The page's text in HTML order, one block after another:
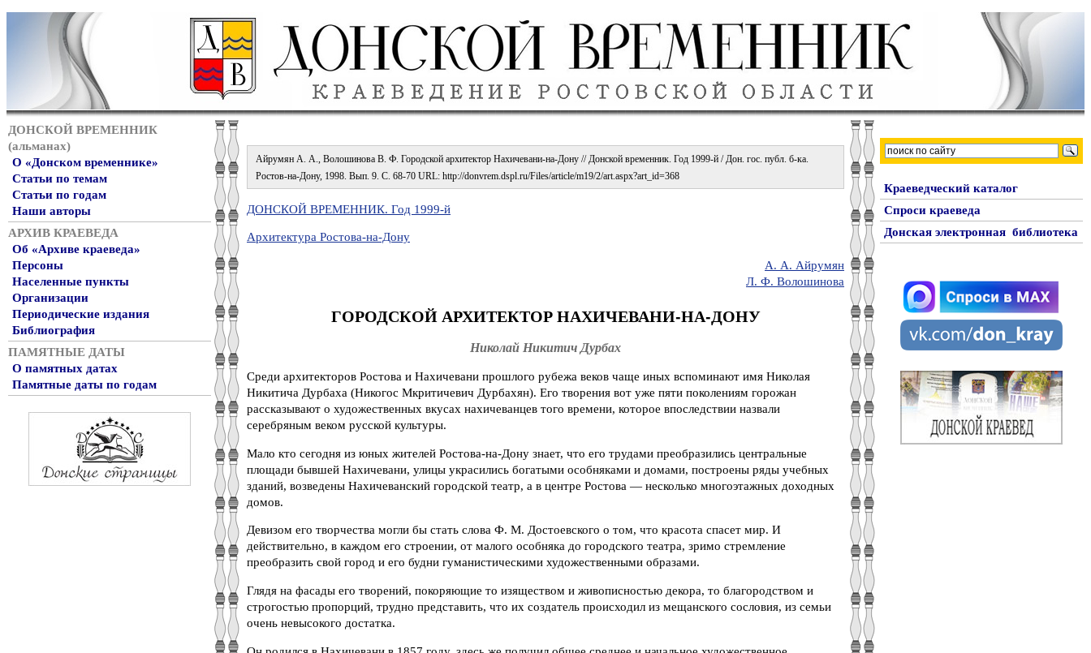
ДОНСКОЙ ВРЕМЕННИК
(альманах)
О «Донском временнике»
Статьи по темам
Статьи по годам
Наши авторы
АРХИВ КРАЕВЕДА
Об «Архиве краеведа»
Персоны
Населенные пункты
Организации
Периодические издания
Библиография
ПАМЯТНЫЕ ДАТЫ
О памятных датах
Памятные даты по годам
Айрумян А. А., Волошинова В. Ф. Городской архитектор Нахичевани-на-Дону // Донской временник. Год 1999-й / Дон. гос. публ. б-ка.
Ростов-на-Дону, 1998. Вып. 9. С. 68-70 URL: http://donvrem.dspl.ru/Files/article/m19/2/art.aspx?art_id=368
ДОНСКОЙ ВРЕМЕННИК. Год 1999-й
Архитектура Ростова-на-Дону
А. А. Айрумян
Л. Ф. Волошинова
ГОРОДСКОЙ АРХИТЕКТОР НАХИЧЕВАНИ-НА-ДОНУ
Николай Никитич Дурбах
Среди архитекторов Ростова и Нахичевани прошлого рубежа веков чаще иных вспоминают имя Николая
Никитича Дурбаха (Никогос Мкритичевич Дурбахян). Его творения вот уже пяти поколениям горожан
рассказывают о художественных вкусах нахичеванцев того времени, которое впоследствии назвали
серебряным веком русской культуры.
Мало кто сегодня из юных жителей Ростова-на-Дону знает, что его трудами преобразились центральные
площади бывшей Нахичевани, улицы украсились богатыми особняками и домами, построены ряды учебных
зданий, возведены Нахичеванский городской театр, а в центре Ростова — несколько многоэтажных доходных
домов.
Девизом его творчества могли бы стать слова Ф. М. Достоевского о том, что красота спасет мир. И
действительно, в каждом его строении, от малого особняка до городского театра, зримо стремление
преобразить свой город и его будни гуманистическими художественными образами.
Глядя на фасады его творений, покоряющие то изяществом и живописностью декора, то благородством и
строгостью пропорций, трудно представить, что их создатель происходил из мещанского сословия, из семьи
очень невысокого достатка.
Краеведческий каталог
Спроси краеведа
Донская электронная библиотека